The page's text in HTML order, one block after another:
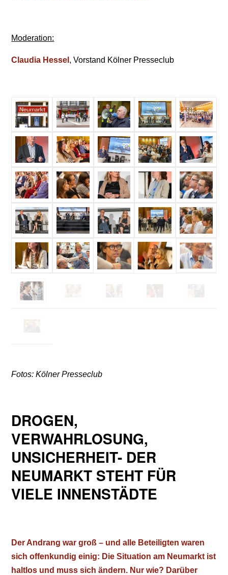
Moderation:
Claudia Hessel, Vorstand Kölner Presseclub
Fotos: Kölner Presseclub
DROGEN,
VERWAHRLOSUNG,
UNSICHERHEIT- DER
NEUMARKT STEHT FÜR
VIELE INNENSTÄDTE
Der Andrang war groß – und alle Beteiligten waren
sich offenkundig einig: Die Situation am Neumarkt ist
haltlos und muss sich ändern. Nur wie? Darüber